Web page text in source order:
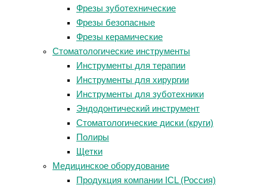
Фрезы зуботехнические
Фрезы безопасные
Фрезы керамические
Стоматологические инструменты
Инструменты для терапии
Инструменты для хирургии
Инструменты для зуботехники
Эндодонтический инструмент
Стоматологические диски (круги)
Полиры
Щетки
Медицинское оборудование
Продукция компании ICL (Россия)